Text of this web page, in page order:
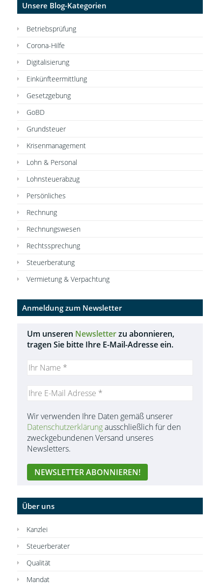
Unsere Blog-Kategorien
Betriebsprüfung
Corona-Hilfe
Digitalisierung
Einkünfteermittlung
Gesetzgebung
GoBD
Grundsteuer
Krisenmanagement
Lohn & Personal
Lohnsteuerabzug
Persönliches
Rechnung
Rechnungswesen
Rechtssprechung
Steuerberatung
Vermietung & Verpachtung
Anmeldung zum Newsletter
Um unseren Newsletterzu abonnieren,
tragen Sie bitte Ihre E-Mail-Adresse ein.
Wir verwenden Ihre Daten gemäß unserer
Datenschutzerklärungausschließlich für den
zweckgebundenen Versand unseres
Newsletters.
Über uns
Kanzlei
Steuerberater
Qualität
Mandat